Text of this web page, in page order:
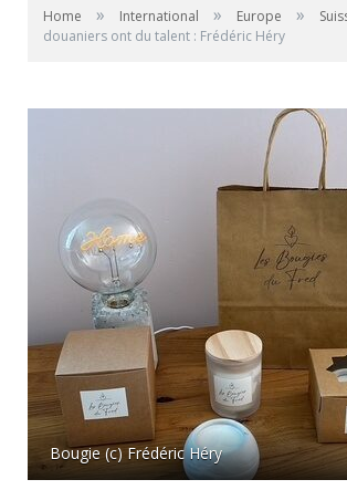
Home » International » Europe »
douaniers ont du talent : Frédéric Héry
Bougie (c) Frédéric Héry